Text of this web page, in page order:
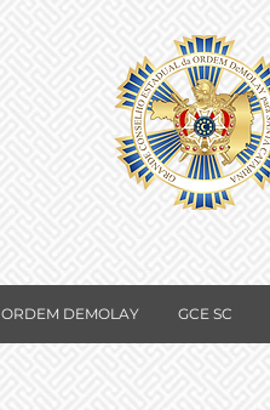
ORDEM DEMOLAY GCE SC